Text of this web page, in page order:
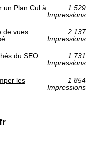
un Plan Cul à
1 529
Impressions
de vues
2 137
Impressions
du SEO
1 731
Impressions
les
1 854
Impressions